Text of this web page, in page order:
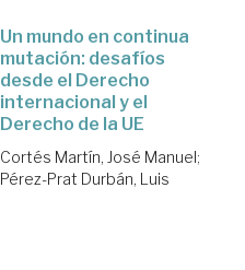
Un mundo en continua
mutación: desafíos
desde el Derecho
internacional y el
Derecho de la UE
Cortés Martín, José Manuel;
Pérez-Prat Durbán, Luis